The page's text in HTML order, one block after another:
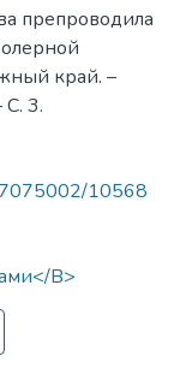
препроводила
край. –
3.
10568
B>